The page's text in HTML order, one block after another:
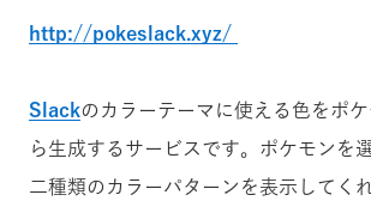
http://pokeslack.xyz/
Slackのカラーテーマに使える色をポ
ら生成するサービスです。ポケモンを
二種類のカラーパターンを表示してくれ